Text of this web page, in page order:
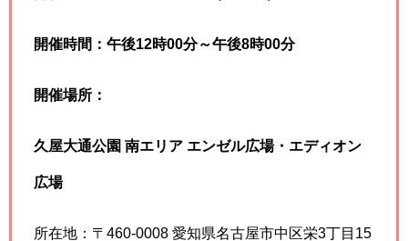
開催時間：午後12時00分～午後8時00分
開催場所：
久屋大通公園 南エリア エンゼル広場・エディオン
広場
所在地：〒460-0008 愛知県名古屋市中区栄3丁目15